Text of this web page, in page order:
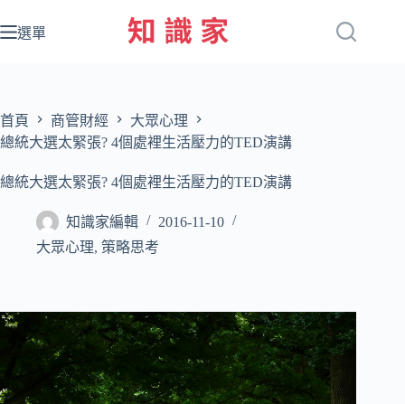
至
容
選單
首頁 商管財經
大眾心理
總統大選太緊張? 4個處裡生活壓力的TED演講
總統大選太緊張? 4個處裡生活壓力的TED演講
知識家編輯
2016-11-10
大眾心理, 策略思考